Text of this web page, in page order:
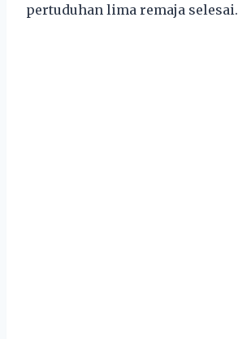
pertuduhan lima remaja selesai.